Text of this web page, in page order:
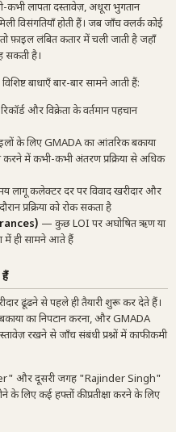
कभी लापता दस्तावेज़, अधूरा भुगतान
विसंगतियाँ होती हैं। जब जाँच क्लर्क कोई
फ़ाइल लंबित कतार में चली जाती है जहाँ
सकती है।
बाधाएँ बार-बार सामने आती हैं:
और विक्रेता के वर्तमान पहचान
के लिए GMADA का आंतरिक बकाया
करने में कभी-कभी अंतरण प्रक्रिया से अधिक
कलेक्टर दर पर विवाद खरीदार और
प्रक्रिया को रोक सकता है
— कुछ LOI पर अघोषित ऋण या
में ही सामने आते हैं
ढूंढने से पहले ही तैयारी शुरू कर देते हैं।
बकाया का निपटान करना, और GMADA
रखने से जाँच संबंधी प्रश्नों में काफी कमी
और दूसरी जगह "Rajinder Singh"
के लिए कई हफ्तों की प्रतीक्षा करने के लिए